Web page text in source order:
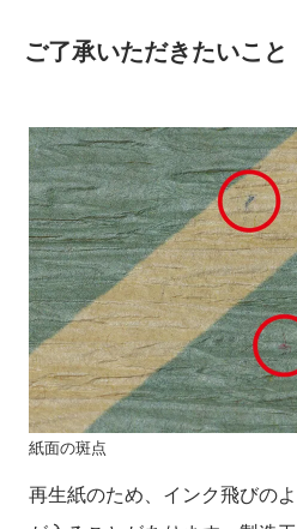
ご了承いただきたいこと
紙面の斑点
再生紙のため、インク飛びの